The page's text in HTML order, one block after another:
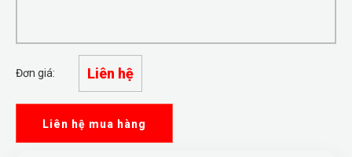
Đơn giá: Liên hệ
Liên hệ mua hàng